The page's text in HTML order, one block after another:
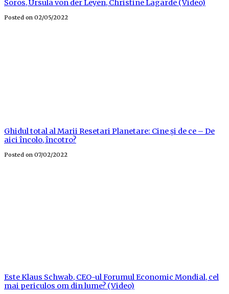
Soros, Ursula von der Leyen, Christine Lagarde (Video)
Posted on 02/05/2022
Ghidul total al Marii Resetari Planetare: Cine și de ce – De
aici încolo, încotro?
Posted on 07/02/2022
Este Klaus Schwab, CEO-ul Forumul Economic Mondial, cel
mai periculos om din lume? (Video)